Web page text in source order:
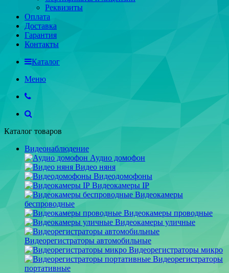
Реквизиты
Оплата
Доставка
Гарантия
Контакты
Каталог
Меню
Каталог товаров
Видеонаблюдение
Аудио домофон
Видео няня
Видеодомофоны
Видеокамеры IP
Видеокамеры
беспроводные
Видеокамеры проводные
Видеокамеры уличные
Видеорегистраторы автомобильные
Видеорегистраторы микро
Видеорегистраторы
портативные